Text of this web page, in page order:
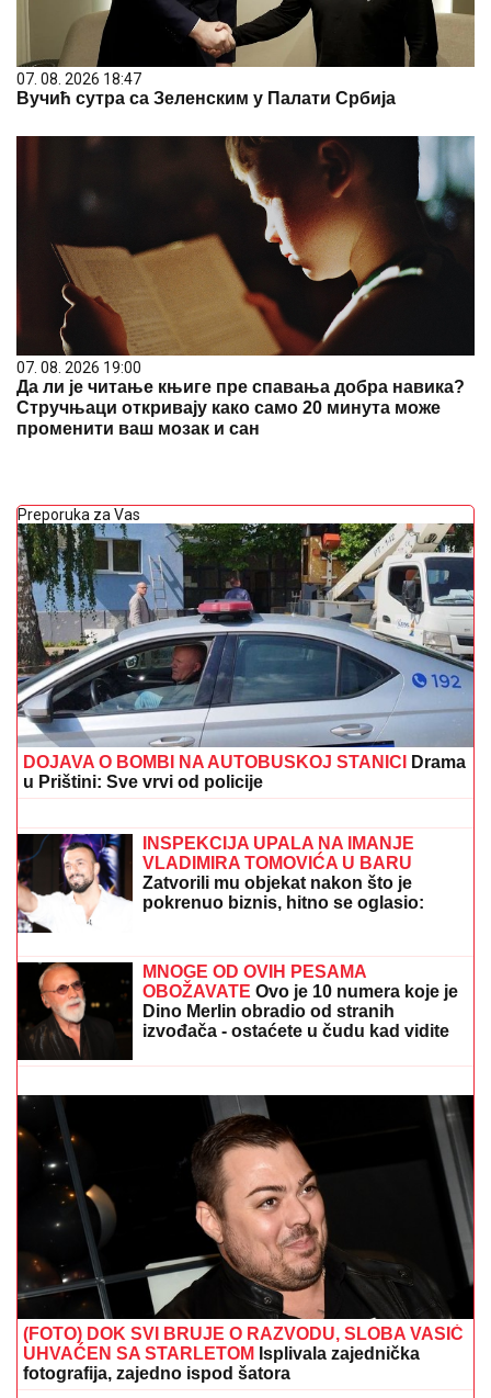
07. 08. 2026 18:47
Вучић сутра са Зеленским у Палати Србија
07. 08. 2026 19:00
Да ли је читање књиге пре спавања добра навика?
Стручњаци откривају како само 20 минута може
променити ваш мозак и сан
Preporuka za Vas
DOJAVA O BOMBI NA AUTOBUSKOJ STANICI
Drama
u Prištini: Sve vrvi od policije
Turčin živeo sa ženom u stanu u Borči
u kojem je ubio Ruskinju: Isplivali
stravični detalji
Zatvorili mu objekat nakon što je
pokrenuo biznis, hitno se oglasio:
"Imamo zabranu"
Letnji prelazni rok: Dinamo ponudio 15 miliona za
Srbina, Olimpijakos vodi defanzivca Zvezde
MNOGE OD OVIH PESAMA
OBOŽAVATEOvo je 10 numera koje je
Dino Merlin obradio od stranih
izvođača - ostaćete u čudu kad vidite
spisak